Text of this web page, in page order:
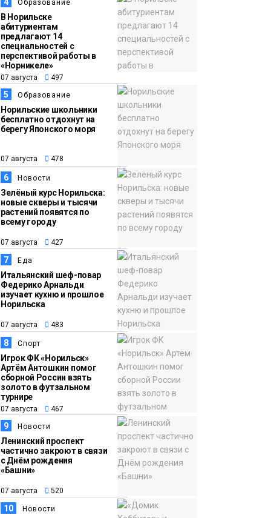
13:59
07 августа
Новости
«Домик Хоббитов» и
«Самолёт в облаках»
появятся в Кайеркане
4 Образование
В Норильске
абитуриентам
предлагают 14
специальностей с
перспективой работы в
«Норникеле»
07 августа 497
5 Образование
Норильские школьники
бесплатно отдохнут на
берегу Японского моря
07 августа 478
6 Новости
Зелёный курс Норильска:
новые скверы и тысячи
растений появятся по
всему городу
07 августа 427
7 Еда
Итальянский шеф-повар
Федерико Арнальди
изучает кухню и прошлое
Норильска
07 августа 483
8 Спорт
Игрок ФК «Норильск»
Артём Антошкин помог
сборной России взять
золото в футзальном
турнире
07 августа 467
9 Новости
Ленинский проспект
частично закроют в связи
с Днём рождения
«Башни»
07 августа 520
10 Новости